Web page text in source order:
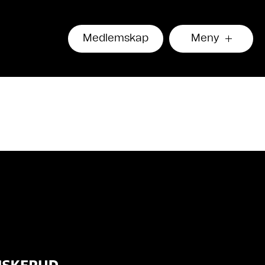
Medlemskap Meny